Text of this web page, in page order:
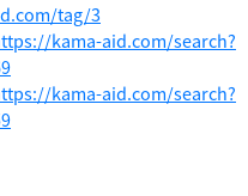
tag/3
kama-aid.com/search?
kama-aid.com/search?